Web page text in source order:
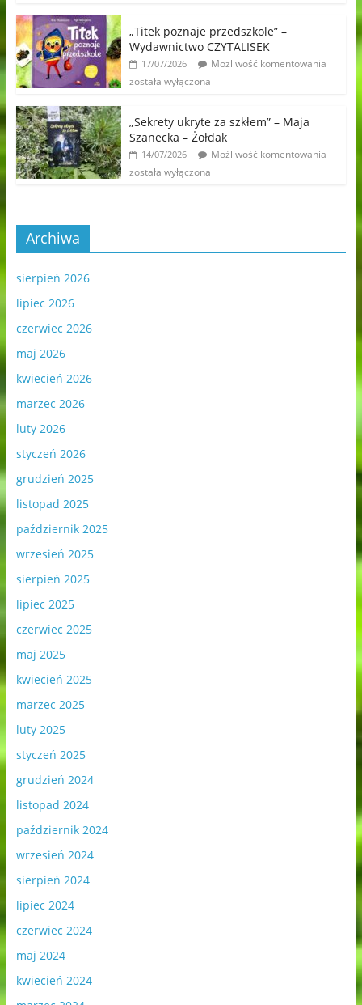
„Titek poznaje przedszkole” –
Wydawnictwo CZYTALISEK
17/07/2026
Możliwość komentowania
została wyłączona
„Sekrety ukryte za szkłem” – Maja
Szanecka – Żołdak
14/07/2026
Możliwość komentowania
została wyłączona
Archiwa
sierpień 2026
lipiec 2026
czerwiec 2026
maj 2026
kwiecień 2026
marzec 2026
luty 2026
styczeń 2026
grudzień 2025
listopad 2025
październik 2025
wrzesień 2025
sierpień 2025
lipiec 2025
czerwiec 2025
maj 2025
kwiecień 2025
marzec 2025
luty 2025
styczeń 2025
grudzień 2024
listopad 2024
październik 2024
wrzesień 2024
sierpień 2024
lipiec 2024
czerwiec 2024
maj 2024
kwiecień 2024